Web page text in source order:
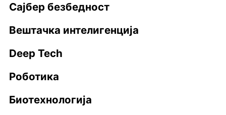
Сајбер безбедност
Вештачка интелигенција
Deep Tech
Роботика
Биотехнологија